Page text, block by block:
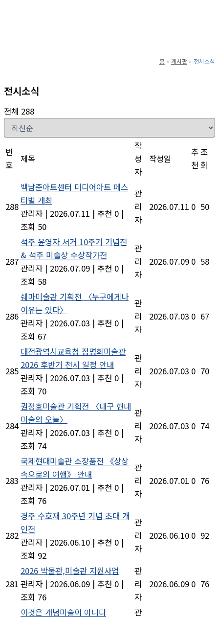
홈 게시판 전시소식
전시소식
전체 288
번
호
제목
작
성
자
작성일
추
천
조
회
288
백남준아트센터 미디어아트 페스
티벌 개최
관리자 | 2026.07.11 | 추천 0 |
조회 50
관
리
자
2026.07.11 0 50
287
석주 윤영자 서거 10주기 기념전
& 석주 미술상 수상작가전
관리자 | 2026.07.09 | 추천 0 |
조회 58
관
리
자
2026.07.09 0 58
286
쉐마미술관 기획전 〈누구에게나
이유는 있다〉
관리자 | 2026.07.03 | 추천 0 |
조회 67
관
리
자
2026.07.03 0 67
285
대전광역시교육청 정명희미술관
2026 후반기 전시 일정 안내
관리자 | 2026.07.03 | 추천 0 |
조회 70
관
리
자
2026.07.03 0 70
284
권정호미술관 기획전 〈대구 현대
미술의 오늘〉
관리자 | 2026.07.03 | 추천 0 |
조회 74
관
리
자
2026.07.03 0 74
283
국제현대미술관 소장품전 《상상
속으로의 여행》 안내
관리자 | 2026.07.01 | 추천 0 |
조회 76
관
리
자
2026.07.01 0 76
282
경주 수호재 30주년 기념 초대 개
인전
관리자 | 2026.06.10 | 추천 0 |
조회 92
관
리
자
2026.06.10 0 92
281
2026 박물관,미술관 지원사업
관리자 | 2026.06.09 | 추천 0 |
조회 76
관
리
자
2026.06.09 0 76
이것은 개념미술이 아니다
관